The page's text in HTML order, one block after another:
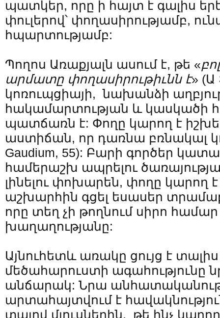
պատկեր, որը ի հայտ է գալիս
փուլերով՝ փողասիրությամբ,
հպարտությամբ:
Պողոս Առաքյալն ասում է, թե «
արմատը փողասիրութիւնն է» (Ա
կոռուպցիայի, նախանձի
հակամարտության և կասկածի
պատճառն է: Փողը կարող է
աստիճան, որ դառնա բռնակալ
Gaudium, 55): Բարի գործեր
համերաշխ ապրելու
լինելու փոխարեն, փողը կարող
աշխարհին գցել եսասեր
որը տեղ չի թողնում սիրո
խաղաղությանը:
Այնուհետև առակը ցույց է
մեծահարուստի ագահությունը
անճարակ: Նրա
արտահայտվում է
տալով մյուսներին, թե ինչ